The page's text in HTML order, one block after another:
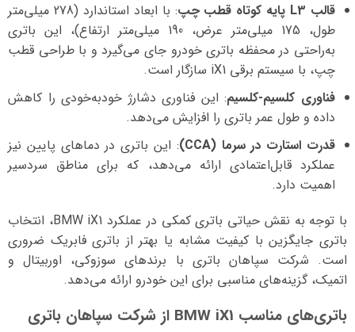
قالب L3 پایه کوتاه قطب چپ
: با ابعاد استاندارد (278 میلی‌متر
طول، 175 میلی‌متر عرض، 190 میلی‌متر ارتفاع)، این باتری
به‌راحتی در محفظه باتری خودرو جای می‌گیرد و با طراحی قطب
چپ، با سیستم برقی iX1 سازگار است.
فناوری کلسیم-کلسیم: این فناوری دشارژ خودبه‌خودی را کاهش
داده و طول عمر باتری را افزایش می‌دهد.
قدرت استارت در سرما (CCA)
: این باتری در دماهای پایین نیز
عملکرد قابل‌اعتمادی ارائه می‌دهد، که برای مناطق سردسیر
اهمیت دارد.
با توجه به نقش حیاتی باتری کمکی در عملکرد BMW iX1، انتخاب
باتری جایگزین با کیفیت مشابه یا بهتر از باتری فابریک ضروری
است. شرکت سپاهان باتری با برندهای سوزوکی، اوربیتال و
اتمیک، گزینه‌های مناسبی برای این خودرو ارائه می‌دهد.
باتری‌های مناسب BMW iX1 از شرکت سپاهان باتری